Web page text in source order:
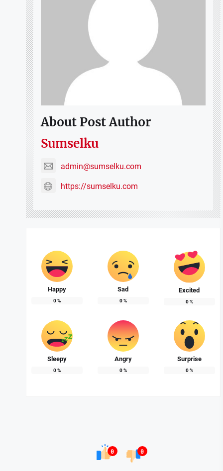
About Post Author
Sumselku
admin@sumselku.com
https://sumselku.com
Happy
0%
Sad
0%
Excited
0%
Sleepy
0%
Angry
0%
Surprise
0%
0 0